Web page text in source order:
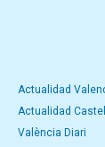
Actualidad
Actualidad
València Diari